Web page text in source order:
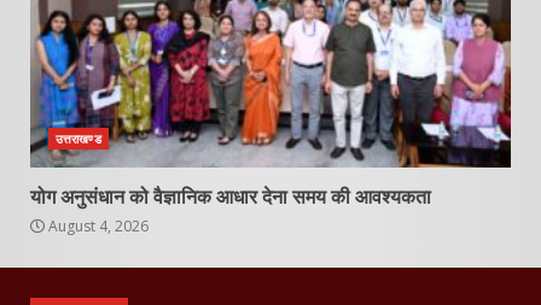
उत्तराखण्ड
योग अनुसंधान को वैज्ञानिक आधार देना समय की आवश्यकता
August 4, 2026